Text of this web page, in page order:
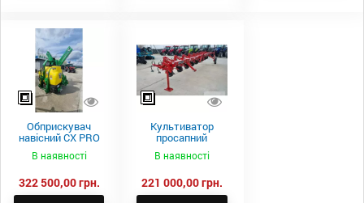
Обприскувач
навісний CX PRO
В наявності
322 500,00 грн.
Культиватор
просапний
КПН-5,6-05
В наявності
221 000,00 грн.